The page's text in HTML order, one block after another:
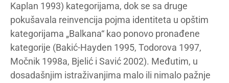
Kaplan 1993) kategorijama, dok se sa druge
pokušavala reinvencija pojma identiteta u opštim
kategorijama „Balkana“ kao ponovo pronađene
kategorije (Bakić-Hayden 1995, Todorova 1997,
Močnik 1998a, Bjelić i Savić 2002). Međutim, u
dosadašnjim istraživanjima malo ili nimalo pažnje